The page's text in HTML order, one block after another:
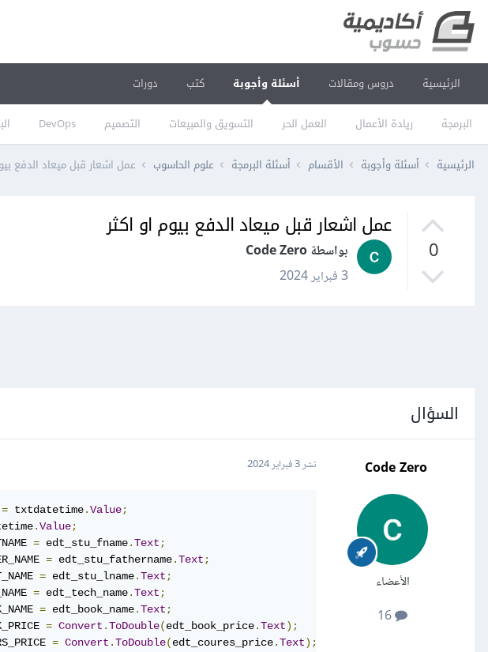
الرئيسية دروس ومقالات أسئلة وأجوبة
البرمجة ريادة الأعمال العمل الحر التسويق والمبيعات التصميم DevOps
كتب دورات
الرئيسية أسئلة وأجوبة الأقسام أسئلة البرمجة علوم الحاسوب عمل اشعار قبل ميعاد الدفع
0
عمل اشعار قبل ميعاد الدفع بيوم او اكثر
بواسطة Code Zero
3 فبراير 2024
السؤال
Code Zero
الأعضاء
نشر3 فبراير 2024
= txtdatetime.Value;
.Value;
= edt_stu_fname.Text ;
= edt_stu_fathername.Text ;
= edt_stu_lname.Text ;
= edt_tech_name.Text ;
= edt_book_name.Text ;
= Convert .ToDouble(edt_book_price.Text);
= Convert .ToDouble(edt_coures_price.Text);